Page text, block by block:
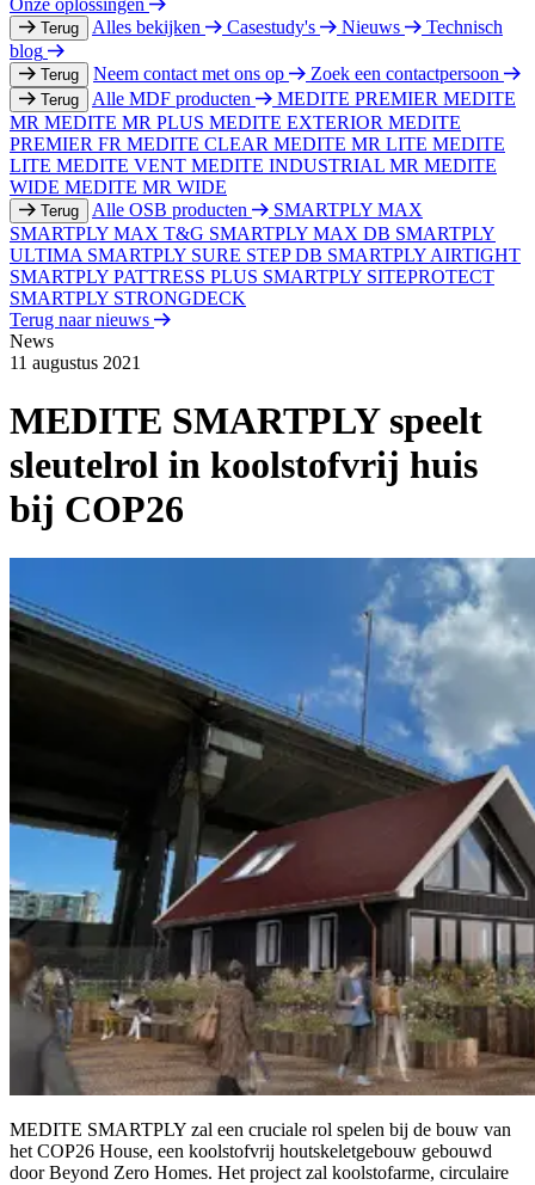
Onze oplossingen
Terug Alles bekijken Casestudy's Nieuws
Technisch
blog
Terug Neem contact met ons op Zoek een contactpersoon
Terug Alle MDF producten MEDITE PREMIER MEDITE
MR MEDITE MR PLUS MEDITE EXTERIOR MEDITE
PREMIER FR MEDITE CLEAR MEDITE MR LITE MEDITE
LITE MEDITE VENT MEDITE INDUSTRIAL MR MEDITE
WIDE MEDITE MR WIDE
Terug Alle OSB producten
SMARTPLY MAX
SMARTPLY MAX T&G SMARTPLY MAX DB SMARTPLY
ULTIMA SMARTPLY SURE STEP DB SMARTPLY AIRTIGHT
SMARTPLY PATTRESS PLUS SMARTPLY SITEPROTECT
SMARTPLY STRONGDECK
Terug naar nieuws
News
11 augustus 2021
MEDITE SMARTPLY speelt
sleutelrol in koolstofvrij huis
bij COP26
MEDITE SMARTPLY zal een cruciale rol spelen bij de bouw van
het COP26 House, een koolstofvrij houtskeletgebouw gebouwd
door Beyond Zero Homes. Het project zal koolstofarme, circulaire